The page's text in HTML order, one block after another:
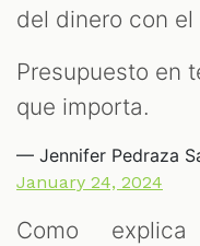
del dinero con
Presupuesto en
que importa.
— Jennifer Pedraza
January 24, 2024
Como